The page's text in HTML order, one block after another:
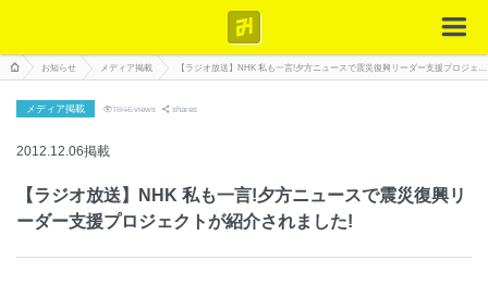
お知らせ メディア掲載 【ラジオ放送】NHK 私も一言!夕方ニュースで震災復興リーダー支援プロジェクトが紹介されました!
メディア掲載 1846views shares
2012.12.06掲載
【ラジオ放送】NHK 私も一言!夕方ニュースで震災復興リ
ーダー支援プロジェクトが紹介されました!